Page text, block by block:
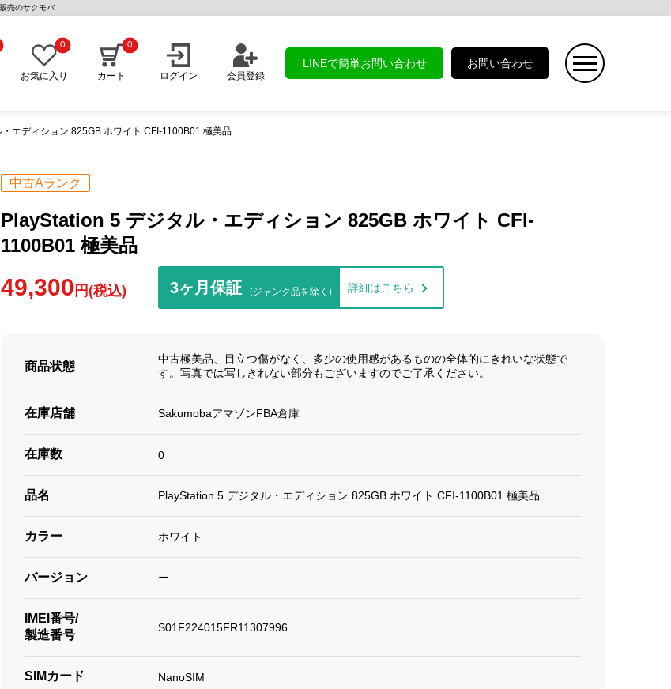
売のサクモバ
お気に入り
0
カート
0
ログイン 会員登録
LINEで簡単お問い合わせ お問い合わせ
エディション 825GB ホワイト CFI-1100B01 極美品
中古Aランク
PlayStation 5 デジタル・エディション 825GB ホワイト CFI-
1100B01 極美品
49,300 円(税込) 3ヶ月保証 (ジャンク品を除く) 詳細はこちら
商品状態
中古極美品、目立つ傷がなく、多少の使用感があるものの全体的にきれいな状態で
す。写真では写しきれない部分もございますのでご了承ください。
在庫店舗 SakumobaアマゾンFBA倉庫
在庫数 0
品名 PlayStation 5 デジタル・エディション 825GB ホワイト CFI-1100B01 極美品
カラー ホワイト
バージョン ー
IMEI番号/
製造番号
S01F224015FR11307996
SIMカード NanoSIM